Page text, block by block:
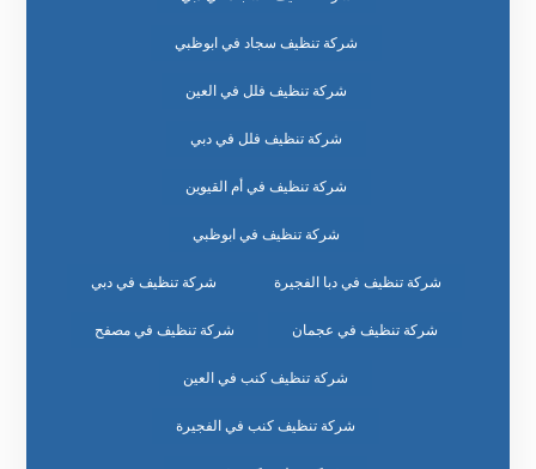
شركة تنظيف سجاد في ابوظبي
شركة تنظيف فلل في العين
شركة تنظيف فلل في دبي
شركة تنظيف في أم القيوين
شركة تنظيف في ابوظبي
شركة تنظيف في دبا الفجيرة شركة تنظيف في دبي
شركة تنظيف في عجمان شركة تنظيف في مصفح
شركة تنظيف كنب في العين
شركة تنظيف كنب في الفجيرة